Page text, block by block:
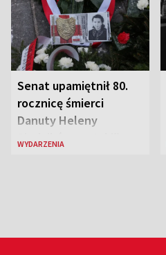
Senat upamiętnił 80.
rocznicę śmierci
Danuty Heleny
Siedzikówny „Inki”
WYDARZENIA